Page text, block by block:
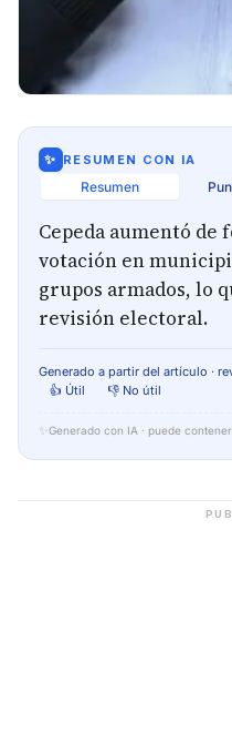
✨ RESUMEN CON IA
Resumen
Cepeda aumentó de
votación en
grupos armados, lo
revisión electoral.
Generado a partir del artículo ·
👍 Útil
👎 No útil
✨ Generado con IA · puede